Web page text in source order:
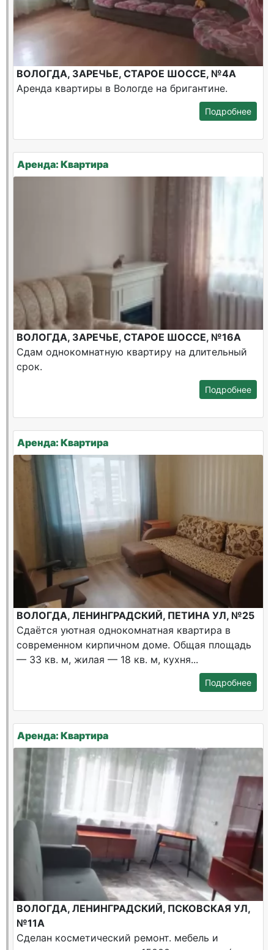
ВОЛОГДА, ЗАРЕЧЬЕ, СТАРОЕ ШОССЕ, №4А
Аренда квартиры в Вологде на бригантине.
Подробнее
Аренда: Квартира
ВОЛОГДА, ЗАРЕЧЬЕ, СТАРОЕ ШОССЕ, №16А
Сдам однокомнатную квартиру на длительный
срок.
Подробнее
Аренда: Квартира
ВОЛОГДА, ЛЕНИНГРАДСКИЙ, ПЕТИНА УЛ, №25
Сдаётся уютная однокомнатная квартира в
современном кирпичном доме. Общая площадь
— 33 кв. м, жилая — 18 кв. м, кухня...
Подробнее
Аренда: Квартира
ВОЛОГДА, ЛЕНИНГРАДСКИЙ, ПСКОВСКАЯ УЛ,
№11А
Сделан косметический ремонт. мебель и